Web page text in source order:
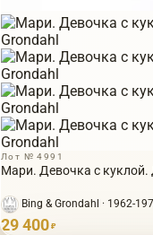
Лот № 4991
Мари. Девочка с куклой.
Bing & Grondahl · 1962-
29 400 ₽